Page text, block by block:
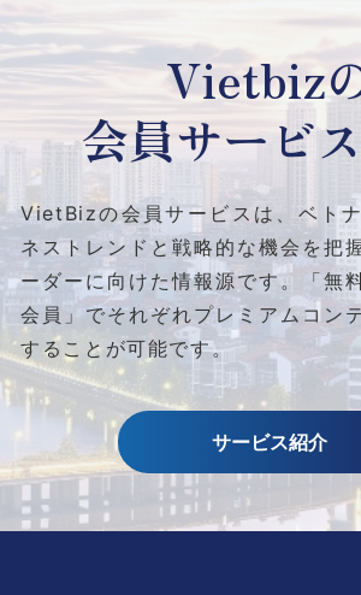
Vietbiz
会員サービ
VietBizの会員サービスは、ベト
ネストレンドと戦略的な機会を把
ーダーに向けた情報源です。
「無
会員」でそれぞれプレミアムコン
することが可能です。
サービス紹介